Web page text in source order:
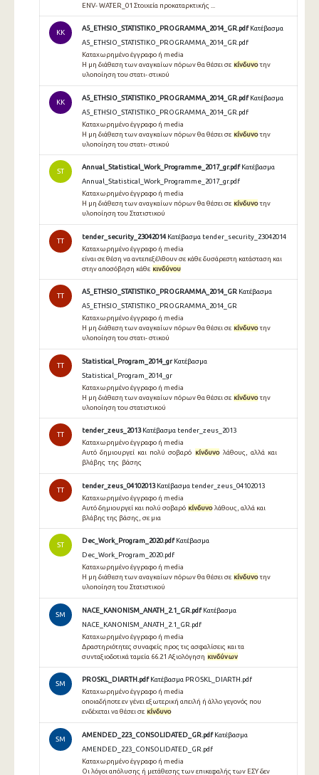
ENV- WATER_01 Στοιχεία προκαταρκτικής ...
KK
A5_ETHSIO_STATISTIKO_PROGRAMMA_2014_GR.pdf Κατέβασμα
A5_ETHSIO_STATISTIKO_PROGRAMMA_2014_GR.pdf
Καταχωρημένο έγγραφο ή media
Η μη διάθεση των αναγκαίων πόρων θα θέσει σε κίνδυνοτην
υλοποίηση του στατι- στικού
KK
A5_ETHSIO_STATISTIKO_PROGRAMMA_2014_GR.pdf Κατέβασμα
A5_ETHSIO_STATISTIKO_PROGRAMMA_2014_GR.pdf
Καταχωρημένο έγγραφο ή media
Η μη διάθεση των αναγκαίων πόρων θα θέσει σε κίνδυνοτην
υλοποίηση του στατι- στικού
ST
Annual_Statistical_Work_Programme_2017_gr.pdf Κατέβασμα
Annual_Statistical_Work_Programme_2017_gr.pdf
Καταχωρημένο έγγραφο ή media
Η μη διάθεση των αναγκαίων πόρων θα θέσει σε κίνδυνοτην
υλοποίηση του Στατιστικού
TT
tender_security_23042014 Κατέβασμα tender_security_23042014
Καταχωρημένο έγγραφο ή media
είναι σε θέση να αντεπεξέλθουν σε κάθε δυσάρεστη κατάσταση και
στην αποσόβηση κάθε κινδύνου
TT
A5_ETHSIO_STATISTIKO_PROGRAMMA_2014_GR Κατέβασμα
A5_ETHSIO_STATISTIKO_PROGRAMMA_2014_GR
Καταχωρημένο έγγραφο ή media
Η μη διάθεση των αναγκαίων πόρων θα θέσει σε κίνδυνοτην
υλοποίηση του στατι- στικού
TT
Statistical_Program_2014_gr Κατέβασμα
Statistical_Program_2014_gr
Καταχωρημένο έγγραφο ή media
Η μη διάθεση των αναγκαίων πόρων θα θέσει σε κίνδυνοτην
υλοποίηση του στατιστικού
TT
tender_zeus_2013 Κατέβασμα tender_zeus_2013
Καταχωρημένο έγγραφο ή media
Αυτό δημιουργεί και πολύ σοβαρό κίνδυνολάθους, αλλά και
βλάβης της βάσης
TT
tender_zeus_04102013 Κατέβασμα tender_zeus_04102013
Καταχωρημένο έγγραφο ή media
Αυτό δημιουργεί και πολύ σοβαρό κίνδυνολάθους, αλλά και
βλάβης της βάσης, σε μια
ST
Dec_Work_Program_2020.pdf Κατέβασμα
Dec_Work_Program_2020.pdf
Καταχωρημένο έγγραφο ή media
Η μη διάθεση των αναγκαίων πόρων θα θέσει σε κίνδυνοτην
υλοποίηση του Στατιστικού
SM
NACE_KANONISM_ANATH_2.1_GR.pdf Κατέβασμα
NACE_KANONISM_ANATH_2.1_GR.pdf
Καταχωρημένο έγγραφο ή media
Δραστηριότητες συναφείς προς τις ασφαλίσεις και τα
συνταξιοδοτικά ταμεία 66.21 Αξιολόγηση κινδύνων
SM
PROSKL_DIARTH.pdf Κατέβασμα PROSKL_DIARTH.pdf
Καταχωρημένο έγγραφο ή media
οποιαδήποτε εν γένει εξωτερική απειλή ή άλλο γεγονός που
ενδέχεται να θέσει σε κίνδυνο
SM
AMENDED_223_CONSOLIDATED_GR.pdf Κατέβασμα
AMENDED_223_CONSOLIDATED_GR.pdf
Καταχωρημένο έγγραφο ή media
Οι λόγοι απόλυσης ή μετάθεσης των επικεφαλής των ΕΣΥ δεν